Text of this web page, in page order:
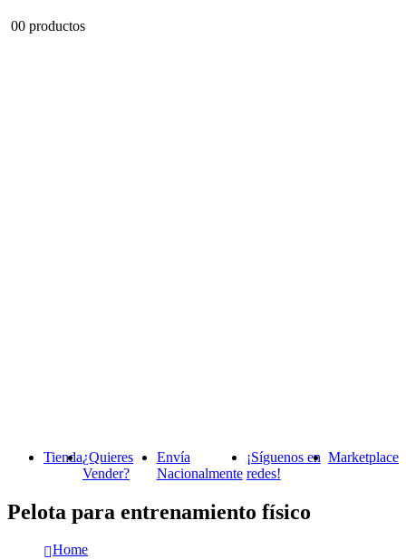
00 productos
Tienda¿Quieres
Vender?
Envía
Nacionalmente
¡Síguenos en
redes!
Marketplace
Pelota para entrenamiento físico
Home